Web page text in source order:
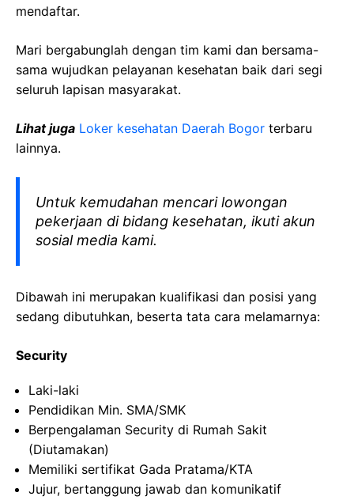
mendaftar.
Mari bergabunglah dengan tim kami dan bersama-
sama wujudkan pelayanan kesehatan baik dari segi
seluruh lapisan masyarakat.
Lihat juga Loker kesehatan Daerah Bogor terbaru
lainnya.
Untuk kemudahan mencari lowongan
pekerjaan di bidang kesehatan, ikuti akun
sosial media kami.
Dibawah ini merupakan kualifikasi dan posisi yang
sedang dibutuhkan, beserta tata cara melamarnya:
Security
Laki-laki
Pendidikan Min. SMA/SMK
Berpengalaman Security di Rumah Sakit
(Diutamakan)
Memiliki sertifikat Gada Pratama/KTA
Jujur, bertanggung jawab dan komunikatif